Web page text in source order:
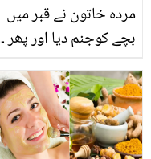
مردہ خاتون نے قبر میں
بچے کوجنم دیا اور پھر
لوگوں نے جب خاتون کی
قبر کھودی تو اندر کیا
دیکھا؟ وائرل ویڈیو
دیکھیے